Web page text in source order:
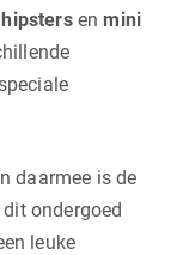
en mini
daarmee is de
ondergoed
leuke